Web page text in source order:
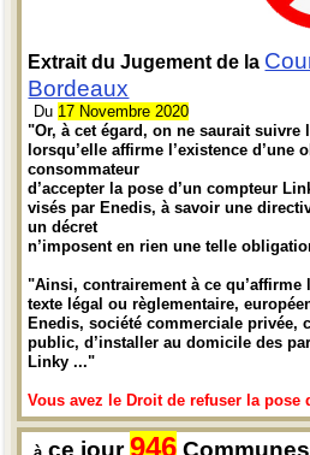
Extrait du Jugement de la
Bordeaux
Du 17 Novembre 2020
"Or, à cet égard, on ne saurait suivre
lorsqu’elle affirme l’existence
consommateur
d’accepter la pose d’un compteur
visés par Enedis, à savoir une
un décret
n’imposent en rien une telle
"Ainsi, contrairement à ce qu’affirme
texte légal ou règlementaire,
Enedis, société commerciale privée,
public, d’installer au domicile des
Linky ..."
Vous avez le Droit de refuser la pose
ce jour946 Communes